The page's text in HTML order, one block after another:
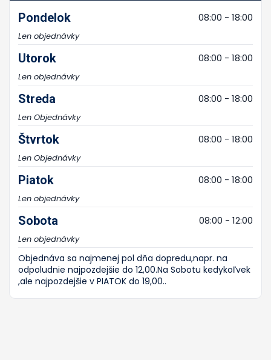
Pondelok 08:00 - 18:00
Len objednávky
Utorok 08:00 - 18:00
Len objednávky
Streda 08:00 - 18:00
Len Objednávky
Štvrtok 08:00 - 18:00
Len Objednávky
Piatok 08:00 - 18:00
Len objednávky
Sobota 08:00 - 12:00
Len objednávky
Objednáva sa najmenej pol dňa dopredu,napr. na
odpoludnie najpozdejšie do 12,00.Na Sobotu kedykoľvek
,ale najpozdejšie v PIATOK do 19,00..